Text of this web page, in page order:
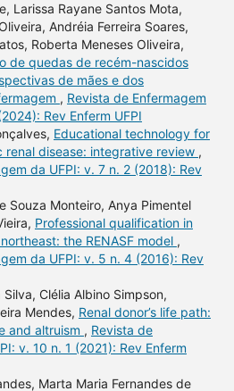
Larissa Rayane Santos Mota,
Andréia Ferreira Soares,
Roberta Meneses Oliveira,
de quedas de recém-nascidos
de mães e dos
, Revista de Enfermagem
Rev Enferm UFPI
Educational technology for
renal disease: integrative review ,
da UFPI: v. 7 n. 2 (2018): Rev
Souza Monteiro, Anya Pimentel
Professional qualification in
the RENASF model ,
da UFPI: v. 5 n. 4 (2016): Rev
Clélia Albino Simpson,
Mendes, Renal donor’s life path:
and altruism , Revista de
v. 10 n. 1 (2021): Rev Enferm
Marta Maria Fernandes de